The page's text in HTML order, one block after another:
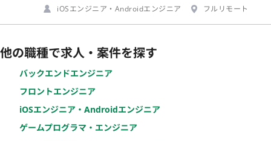
iOSエンジニア・Androidエンジニア
フルリモート
他の職種で求人・案件を探す
バックエンドエンジニア
フロントエンジニア
iOSエンジニア・Androidエンジニア
ゲームプログラマ・エンジニア